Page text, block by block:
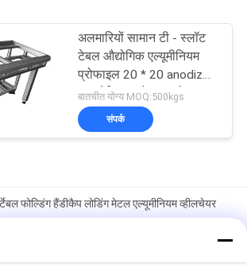
अलमारियों सामान टी - स्लॉट
टेबल औद्योगिक एल्यूमीनियम
प्रोफाइल 20 * 20 anodized
एल्यूमीनियम प्रोफाइल के साथ
बातचीत योग्य MOQ:500kgs
संपर्क
फोल्डिंग हैंडीकैप लोडिंग मेटल एल्यूमीनियम व्हीलचेयर
क्लिप वॉल माउंट सिस्टम आंतरिक पैनलों को लटकाने के